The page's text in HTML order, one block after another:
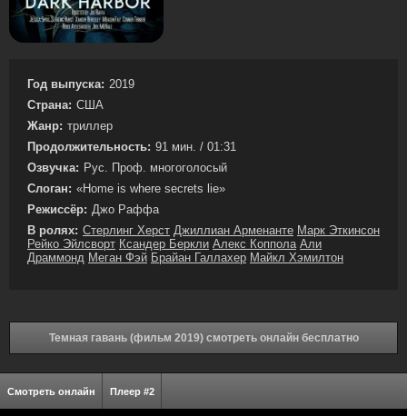
Год выпуска: 2019
Страна: США
Жанр: триллер
Продолжительность: 91 мин. / 01:31
Озвучка: Рус. Проф. многоголосый
Слоган: «Home is where secrets lie»
Режиссёр: Джо Раффа
В ролях: Стерлинг Херст Джиллиан Арменанте Марк Эткинсон
Рейко Эйлсворт Ксандер Беркли Алекс Коппола Али
Драммонд Меган Фэй Брайан Галлахер Майкл Хэмилтон
Темная гавань (фильм 2019) смотреть онлайн бесплатно
Смотреть онлайн Плеер #2